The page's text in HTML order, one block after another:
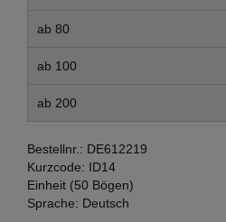
ab 80
ab 100
ab 200
Bestellnr.: DE612219
Kurzcode: ID14
Einheit (50 Bögen)
Sprache: Deutsch